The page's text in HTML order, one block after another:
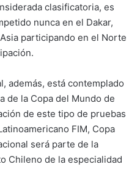
clasificatoria, es
nunca en el Dakar,
participando en el Norte
además, está contemplado
de la Copa del Mundo de
de este tipo de pruebas
FIM, Copa
será parte de la
Chileno de la especialidad